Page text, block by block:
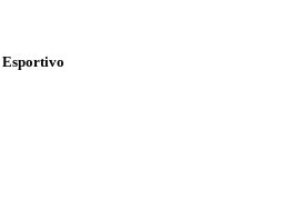
Esportivo